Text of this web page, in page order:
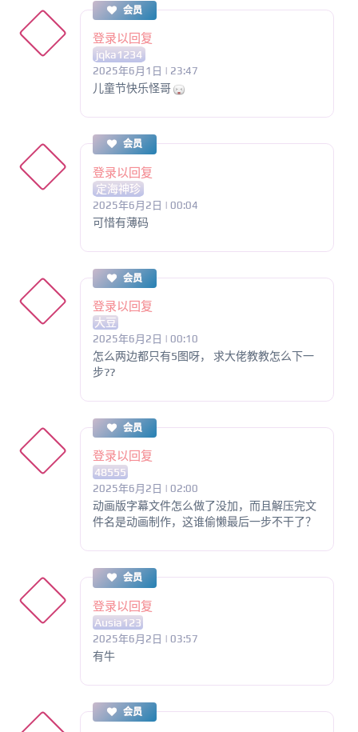
会员
登录以回复
jqka1234
2025年6月1日 | 23:47
儿童节快乐怪哥
会员
登录以回复
定海神珍
2025年6月2日 | 00:04
可惜有薄码
会员
登录以回复
大豆
2025年6月2日 | 00:10
怎么两边都只有5图呀， 求大佬教教怎么下一
步??
会员
登录以回复
48555
2025年6月2日 | 02:00
动画版字幕文件怎么做了没加，而且解压完文
件名是动画制作，这谁偷懒最后一步不干了？
会员
登录以回复
Ausia123
2025年6月2日 | 03:57
有牛
会员